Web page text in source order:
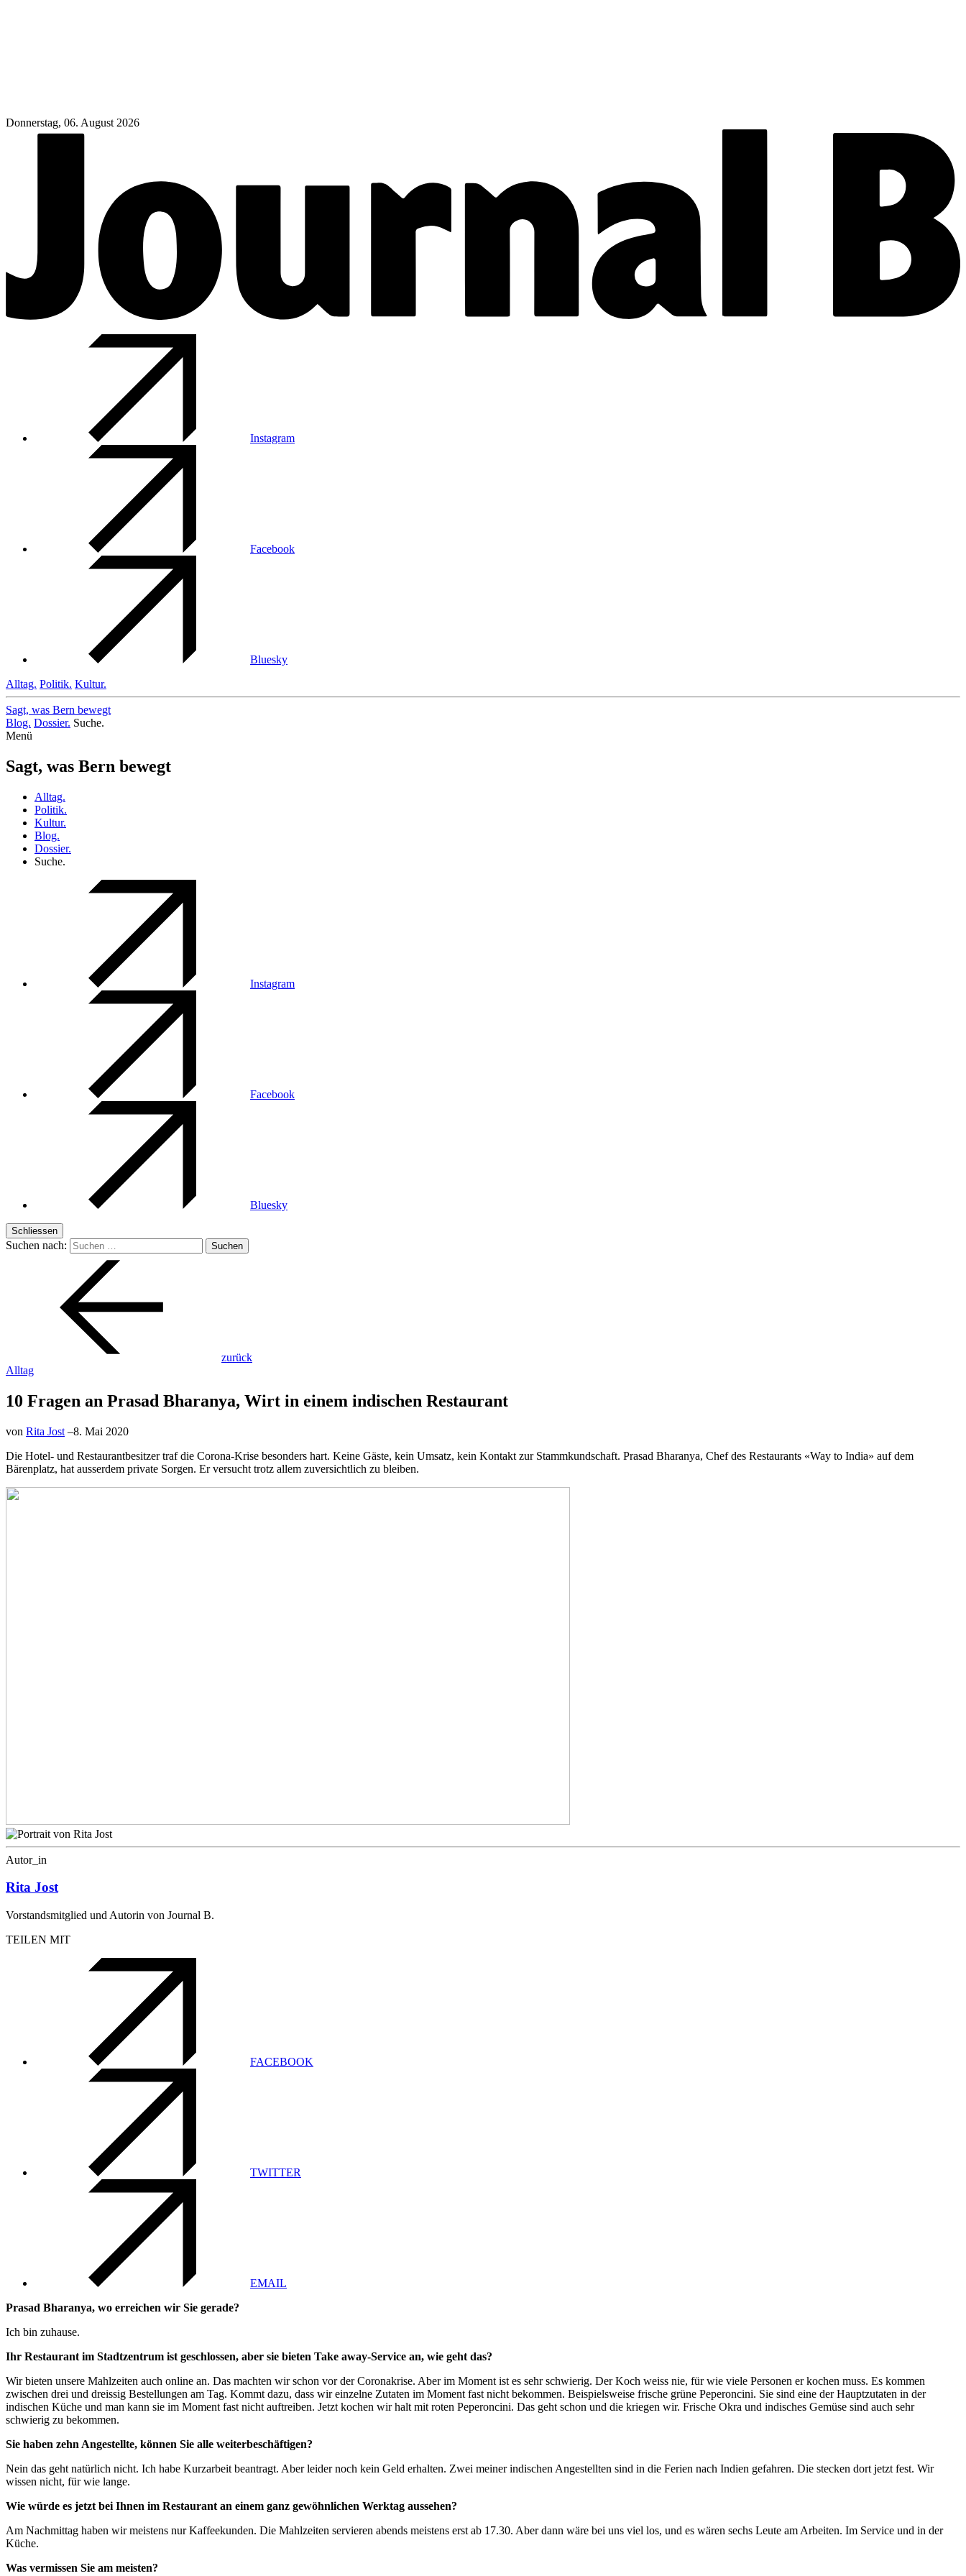
Donnerstag, 06. August 2026
Instagram
Facebook
Bluesky
Alltag. Politik. Kultur.
Sagt, was Bern bewegt
Blog. Dossier. Suche.
Menü
Sagt, was Bern bewegt
Alltag.
Politik.
Kultur.
Blog.
Dossier.
Suche.
Instagram
Facebook
Bluesky
Schliessen
Suchen nach:
zurück
Alltag
10 Fragen an Prasad Bharanya, Wirt in einem indischen Restaurant
von Rita Jost –8. Mai 2020
Die Hotel- und Restaurantbesitzer traf die Corona-Krise besonders hart. Keine Gäste, kein Umsatz, kein Kontakt zur Stammkundschaft. Prasad Bharanya, Chef des Restaurants «Way to India» auf dem
Bärenplatz, hat ausserdem private Sorgen. Er versucht trotz allem zuversichtlich zu bleiben.
Autor_in
Rita Jost
Vorstandsmitglied und Autorin von Journal B.
TEILEN MIT
FACEBOOK
TWITTER
EMAIL
Prasad Bharanya, wo erreichen wir Sie gerade?
Ich bin zuhause.
Ihr Restaurant im Stadtzentrum ist geschlossen, aber sie bieten Take away-Service an, wie geht das?
Wir bieten unsere Mahlzeiten auch online an. Das machten wir schon vor der Coronakrise. Aber im Moment ist es sehr schwierig. Der Koch weiss nie, für wie viele Personen er kochen muss. Es kommen
zwischen drei und dreissig Bestellungen am Tag. Kommt dazu, dass wir einzelne Zutaten im Moment fast nicht bekommen. Beispielsweise frische grüne Peperoncini. Sie sind eine der Hauptzutaten in der
indischen Küche und man kann sie im Moment fast nicht auftreiben. Jetzt kochen wir halt mit roten Peperoncini. Das geht schon und die kriegen wir. Frische Okra und indisches Gemüse sind auch sehr
schwierig zu bekommen.
Sie haben zehn Angestellte, können Sie alle weiterbeschäftigen?
Nein das geht natürlich nicht. Ich habe Kurzarbeit beantragt. Aber leider noch kein Geld erhalten. Zwei meiner indischen Angestellten sind in die Ferien nach Indien gefahren. Die stecken dort jetzt fest. Wir
wissen nicht, für wie lange.
Wie würde es jetzt bei Ihnen im Restaurant an einem ganz gewöhnlichen Werktag aussehen?
Am Nachmittag haben wir meistens nur Kaffeekunden. Die Mahlzeiten servieren abends meistens erst ab 17.30. Aber dann wäre bei uns viel los, und es wären sechs Leute am Arbeiten. Im Service und in der
Küche.
Was vermissen Sie am meisten?